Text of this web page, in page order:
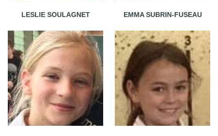
LESLIE SOULAGNET EMMA SUBRIN-FUSEAU